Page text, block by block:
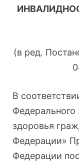
(в ред.
В
Федерального
здоровья
Федерации»
Федерации